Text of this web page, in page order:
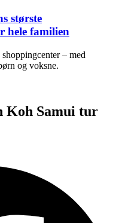
største
hele familien
– med
og voksne.
Koh Samui tur